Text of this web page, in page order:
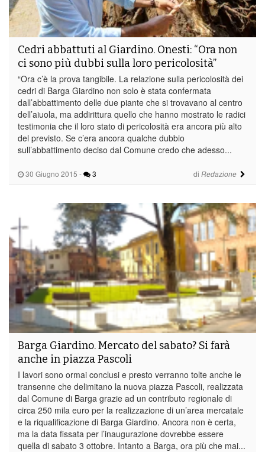
30 Giugno 2015 - 3 di Redazione
Cedri abbattuti al Giardino. Onesti: “Ora non
ci sono più dubbi sulla loro pericolosità”
“Ora c’è la prova tangibile. La relazione sulla pericolosità dei
cedri di Barga Giardino non solo è stata confermata
dall’abbattimento delle due piante che si trovavano al centro
dell’aiuola, ma addirittura quello che hanno mostrato le radici
testimonia che il loro stato di pericolosità era ancora più alto
del previsto. Se c’era ancora qualche dubbio
sull’abbattimento deciso dal Comune credo che adesso...
Barga Giardino. Mercato del sabato? Si farà
anche in piazza Pascoli
I lavori sono ormai conclusi e presto verranno tolte anche le
transenne che delimitano la nuova piazza Pascoli, realizzata
dal Comune di Barga grazie ad un contributo regionale di
circa 250 mila euro per la realizzazione di un’area mercatale
e la riqualificazione di Barga Giardino. Ancora non è certa,
ma la data fissata per l’inaugurazione dovrebbe essere
quella di sabato 3 ottobre. Intanto a Barga, ora più che mai...